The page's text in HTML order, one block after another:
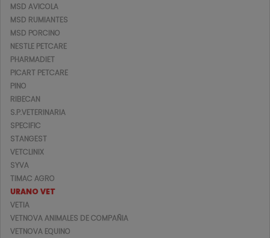
MSD AVICOLA
MSD RUMIANTES
MSD PORCINO
NESTLE PETCARE
PHARMADIET
PICART PETCARE
PINO
RIBECAN
S.P.VETERINARIA
SPECIFIC
STANGEST
VETCLINIX
SYVA
TIMAC AGRO
URANO VET
VETIA
VETNOVA ANIMALES DE COMPAÑIA
VETNOVA EQUINO